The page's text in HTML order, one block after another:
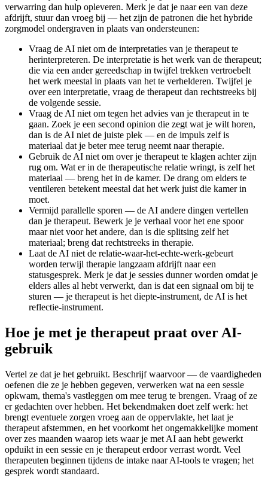
verwarring dan hulp opleveren. Merk je dat je naar een van deze
afdrijft, stuur dan vroeg bij — het zijn de patronen die het hybride
zorgmodel ondergraven in plaats van ondersteunen:
Vraag de AI niet om de interpretaties van je therapeut te
herinterpreteren. De interpretatie is het werk van de therapeut;
die via een ander gereedschap in twijfel trekken vertroebelt
het werk meestal in plaats van het te verhelderen. Twijfel je
over een interpretatie, vraag de therapeut dan rechtstreeks bij
de volgende sessie.
Vraag de AI niet om tegen het advies van je therapeut in te
gaan. Zoek je een second opinion die zegt wat je wilt horen,
dan is de AI niet de juiste plek — en de impuls zelf is
materiaal dat je beter mee terug neemt naar therapie.
Gebruik de AI niet om over je therapeut te klagen achter zijn
rug om. Wat er in de therapeutische relatie wringt, is zelf het
materiaal — breng het in de kamer. De drang om elders te
ventileren betekent meestal dat het werk juist die kamer in
moet.
Vermijd parallelle sporen — de AI andere dingen vertellen
dan je therapeut. Bewerk je je verhaal voor het ene spoor
maar niet voor het andere, dan is die splitsing zelf het
materiaal; breng dat rechtstreeks in therapie.
Laat de AI niet de relatie-waar-het-echte-werk-gebeurt
worden terwijl therapie langzaam afdrijft naar een
statusgesprek. Merk je dat je sessies dunner worden omdat je
elders alles al hebt verwerkt, dan is dat een signaal om bij te
sturen — je therapeut is het diepte-instrument, de AI is het
reflectie-instrument.
Hoe je met je therapeut praat over AI-
gebruik
Vertel ze dat je het gebruikt. Beschrijf waarvoor — de vaardigheden
oefenen die ze je hebben gegeven, verwerken wat na een sessie
opkwam, thema's vastleggen om mee terug te brengen. Vraag of ze
er gedachten over hebben. Het bekendmaken doet zelf werk: het
brengt eventuele zorgen vroeg aan de oppervlakte, het laat je
therapeut afstemmen, en het voorkomt het ongemakkelijke moment
over zes maanden waarop iets waar je met AI aan hebt gewerkt
opduikt in een sessie en je therapeut erdoor verrast wordt. Veel
therapeuten beginnen tijdens de intake naar AI-tools te vragen; het
gesprek wordt standaard.